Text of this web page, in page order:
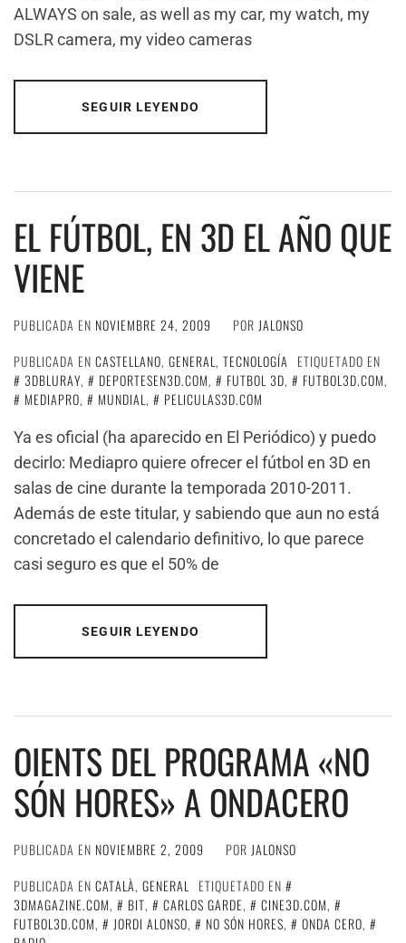
ALWAYS on sale, as well as my car, my watch, my
DSLR camera, my video cameras
SEGUIR LEYENDO
EL FÚTBOL, EN 3D EL AÑO QUE
VIENE
PUBLICADA EN NOVIEMBRE 24, 2009 POR JALONSO
PUBLICADA EN CASTELLANO, GENERAL, TECNOLOGÍA
ETIQUETADO EN
3DBLURAY, DEPORTESEN3D.COM, FUTBOL 3D, FUTBOL3D.COM,
MEDIAPRO, MUNDIAL,
PELICULAS3D.COM
Ya es oficial (ha aparecido en El Periódico) y puedo
decirlo: Mediapro quiere ofrecer el fútbol en 3D en
salas de cine durante la temporada 2010-2011.
Además de este titular, y sabiendo que aun no está
concretado el calendario definitivo, lo que parece
casi seguro es que el 50% de
SEGUIR LEYENDO
OIENTS DEL PROGRAMA «NO
SÓN HORES» A ONDACERO
PUBLICADA EN NOVIEMBRE 2, 2009 POR JALONSO
PUBLICADA EN CATALÀ, GENERAL
ETIQUETADO EN
3DMAGAZINE.COM, BIT, CARLOS GARDE, CINE3D.COM,
FUTBOL3D.COM, JORDI ALONSO, NO SÓN HORES, ONDA CERO,